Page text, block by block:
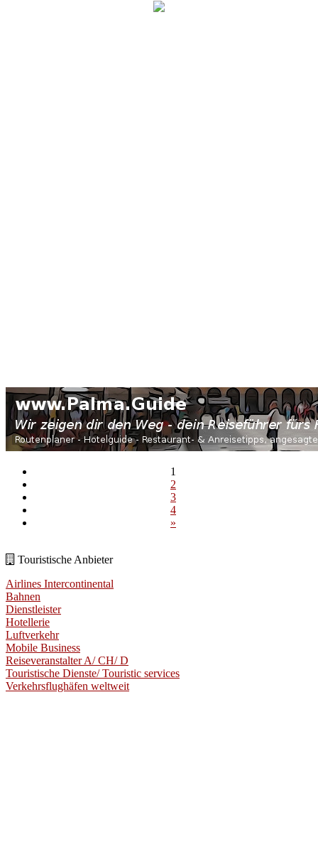
1
2
3
4
»
Touristische Anbieter
Airlines Intercontinental
Bahnen
Dienstleister
Hotellerie
Luftverkehr
Mobile Business
Reiseveranstalter A/ CH/ D
Touristische Dienste/ Touristic services
Verkehrsflughäfen weltweit